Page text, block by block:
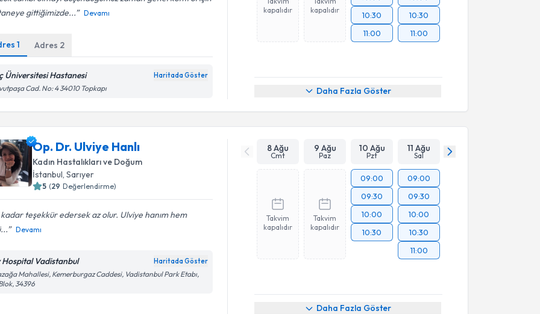
gittiğimizde...
Devamı
1 Adres 2
Üniversitesi Hastanesi Haritada Göster
Cad. No: 4 34010 Topkapı
kapalıdır
kapalıdır
10:30
11:00
10:30
11:00
Daha Fazla Göster
Op. Dr. Ulviye Hanlı
Kadın Hastalıkları ve Doğum
İstanbul, Sarıyer
5 (29 Değerlendirme)
teşekkür edersek az olur. Ulviye hanım hem
Devamı
Hospital Vadistanbul Haritada Göster
Mahallesi, Kemerburgaz Caddesi, Vadistanbul Park Etabı,
34396
8 Ağu
Cmt
9 Ağu
Paz
10 Ağu
Pzt
11 Ağu
Sal
Takvim
kapalıdır
Takvim
kapalıdır
09:00
09:30
10:00
10:30
09:00
09:30
10:00
10:30
11:00
Daha Fazla Göster